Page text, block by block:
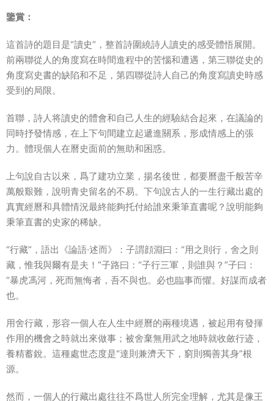
鑒賞：
這首詩的題目是“讀史”，整首詩圍繞詩人讀史的感受體悟展開。
前兩聯從人的角度寫在時間進程中的苦惱和遭遇，第三聯從史的
角度寫史書的缺陷和不足，第四聯從詩人自己的角度寫讀史時感
受到的局限。
首聯，詩人将讀史的體會和自己人生的經驗結合起來，在議論的
同時抒發情感，在上下句間建立起遞進關系，形成情感上的張
力。體現個人在曆史面前的無助和困惑。
上句說自古以來，爲了建功立業，揚名後世，都要曆盡千般苦辛
萬般艱難，說明青史留名的不易。下句說古人的一生行藏出處的
真實經曆和具體情況最終能夠托付給誰來秉筆直書呢？說明能夠
秉筆直書的史家的稀缺。
“行藏”，語出《論語·述而》：子謂顔淵曰：“用之則行，舍之則
藏，惟我與爾有是夫！”子路曰：“子行三軍，則誰與？”子曰：
“暴虎馮河，死而無悔者，吾不與也。必也臨事而懼。好謀而成者
也。
用舍行藏，形容一個人在人生中經曆的兩種境遇，被起用有發揮
作用的機會之時就出來做事；被舍棄無用武之地時就收斂行迹，
養精蓄銳。這種處世态度是“達則兼濟天下，窮則獨善其身”根
源。
然而，一個人的行藏出處往往不爲世人所完全理解，尤其是像王